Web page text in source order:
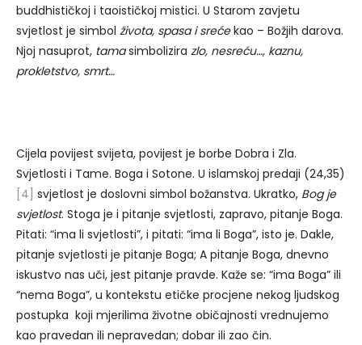
buddhističkoj i taoističkoj mistici. U Starom zavjetu
svjetlost je simbol života, spasa i srećekao – Božjih darova.
Njoj nasuprot, tamasimbolizira zlo, nesreću…, kaznu,
prokletstvo, smrt…
Cijela povijest svijeta, povijest je borbe Dobra i Zla.
Svjetlosti i Tame. Boga i Sotone. U islamskoj predaji (24,35)
[4] svjetlost je doslovni simbol božanstva. Ukratko, Bog je
svjetlost. Stoga je i pitanje svjetlosti, zapravo, pitanje Boga.
Pitati: “ima li svjetlosti”, i pitati: “ima li Boga”, isto je. Dakle,
pitanje svjetlosti je pitanje Boga; A pitanje Boga, dnevno
iskustvo nas uči, jest pitanje pravde. Kaže se: “ima Boga” ili
“nema Boga”, u kontekstu etičke procjene nekog ljudskog
postupka koji mjerilima životne običajnosti vrednujemo
kao pravedan ili nepravedan; dobar ili zao čin.